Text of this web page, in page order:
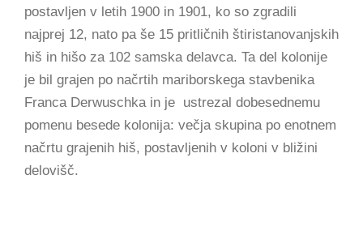
postavljen v letih 1900 in 1901, ko so zgradili
najprej 12, nato pa še 15 pritličnih štiristanovanjskih
hiš in hišo za 102 samska delavca. Ta del kolonije
je bil grajen po načrtih mariborskega stavbenika
Franca Derwuschka in je ustrezal dobesednemu
pomenu besede kolonija: večja skupina po enotnem
načrtu grajenih hiš, postavljenih v koloni v bližini
delovišč.